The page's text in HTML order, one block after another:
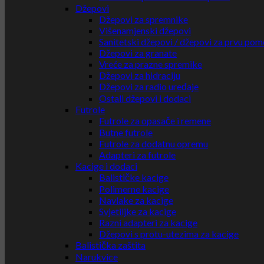
Džepovi
Džepovi za spremnike
Višenamjenski džepovi
Sanitetski džepovi / džepovi za prvu
Džepovi za granate
Vreće za prazne spremike
Džepovi za hidraciju
Džepovi za radio uređaje
Ostali džepovi i dodaci
Futrole
Futrole za opasače i remene
Butne futrole
Futrole za dodatnu opremu
Adapteri za futrole
Kacige i dodaci
Balističke kacige
Polimerne kacige
Navlake za kacige
Svjetiljke za kacige
Razni adapteri za kacige
Džepovi s protu-utezima za kacige
Balistička zaštita
Narukvice